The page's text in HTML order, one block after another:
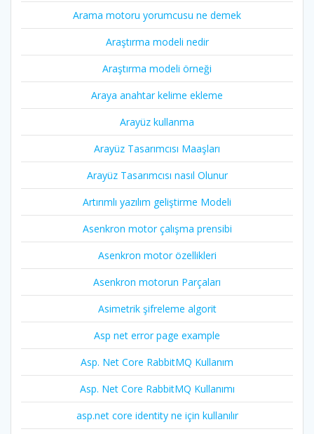
Arama motoru yorumcusu ne demek
Araştırma modeli nedir
Araştırma modeli örneği
Araya anahtar kelime ekleme
Arayüz kullanma
Arayüz Tasarımcısı Maaşları
Arayüz Tasarımcısı nasıl Olunur
Artırımlı yazılım geliştirme Modeli
Asenkron motor çalışma prensibi
Asenkron motor özellikleri
Asenkron motorun Parçaları
Asimetrik şifreleme algorit
Asp net error page example
Asp. Net Core RabbitMQ Kullanım
Asp. Net Core RabbitMQ Kullanımı
asp.net core identity ne için kullanılır